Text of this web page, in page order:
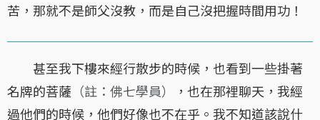
苦，那就不是師父沒教，而是自己沒把握時間用功！
甚至我下樓來經行散步的時候，也看到一些掛著
名牌的菩薩 （註：佛七學員）
，也在那裡聊天，我經
過他們的時候，他們好像也不在乎。我不知道該說什